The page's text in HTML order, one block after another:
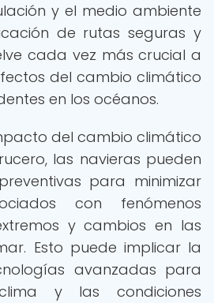
y el medio ambiente
de rutas seguras y
cada vez más crucial a
del cambio climático
en los océanos.
del cambio climático
las navieras pueden
para minimizar
con fenómenos
y cambios en las
Esto puede implicar la
avanzadas para
y las condiciones